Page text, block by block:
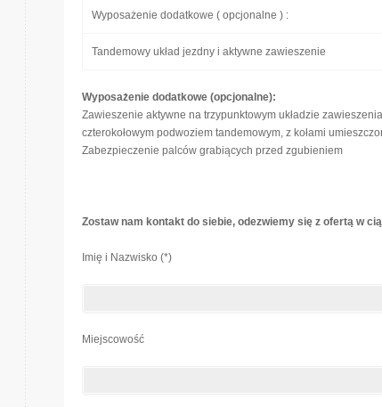
Wyposażenie dodatkowe ( opcjonalne ) :
Tandemowy układ jezdny i aktywne zawieszenie
Wyposażenie dodatkowe (opcjonalne):
Zawieszenie aktywne na trzypunktowym układzie
czterokołowym podwoziem tandemowym, z kołami
Zabezpieczenie palców grabiących przed zgubieniem
Zostaw nam kontakt do siebie, odezwiemy się z ofertą w
Imię i Nazwisko (*)
Miejscowość